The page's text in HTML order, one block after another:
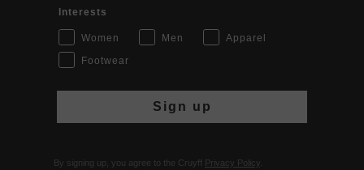
Interests
Women Men
Apparel
Footwear
Sign up
By signing up, you agree to the Cruyff Privacy Policy